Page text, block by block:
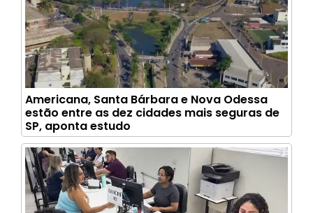
Americana, Santa Bárbara e Nova Odessa
estão entre as dez cidades mais seguras de
SP, aponta estudo